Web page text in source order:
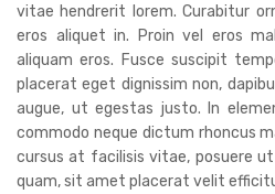
vitae hendrerit lorem. Curabitur
eros aliquet in. Proin vel eros
aliquam eros. Fusce suscipit
placerat eget dignissim non,
augue, ut egestas justo. In
commodo neque dictum rhoncus
cursus at facilisis vitae, posuere
quam, sit amet placerat velit